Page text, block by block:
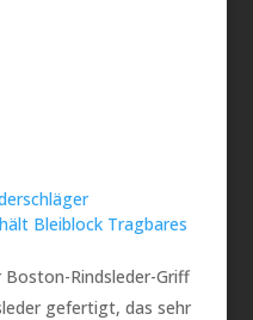
Bleiblock Tragbares
Rindsleder-Griff
gefertigt, das sehr